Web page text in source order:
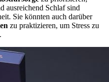
ausreichend Schlaf sind
Sie könnten auch darüber
zu praktizieren, um Stress zu